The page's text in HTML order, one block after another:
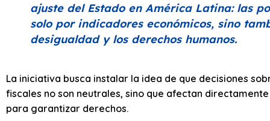
ajuste del Estado en América Latina: las
solo por indicadores económicos, sino
desigualdad y los derechos humanos.
La iniciativa busca instalar la idea de que decisiones
fiscales no son neutrales, sino que afectan
para garantizar derechos.